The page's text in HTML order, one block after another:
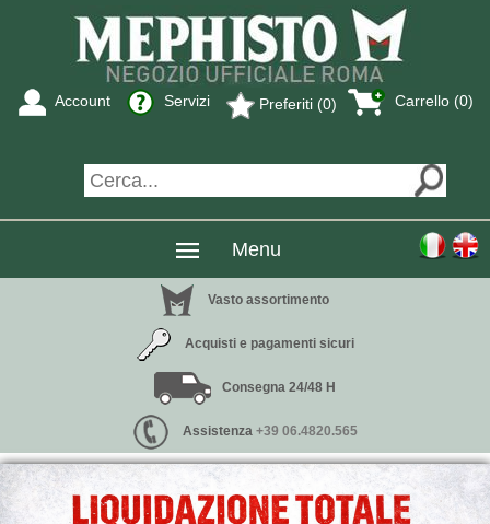
Carrello (0)
Preferiti (0)
Servizi
Account
Menu
Vasto assortimento
Acquisti e pagamenti sicuri
Consegna 24/48 H
Assistenza +39 06.4820.565